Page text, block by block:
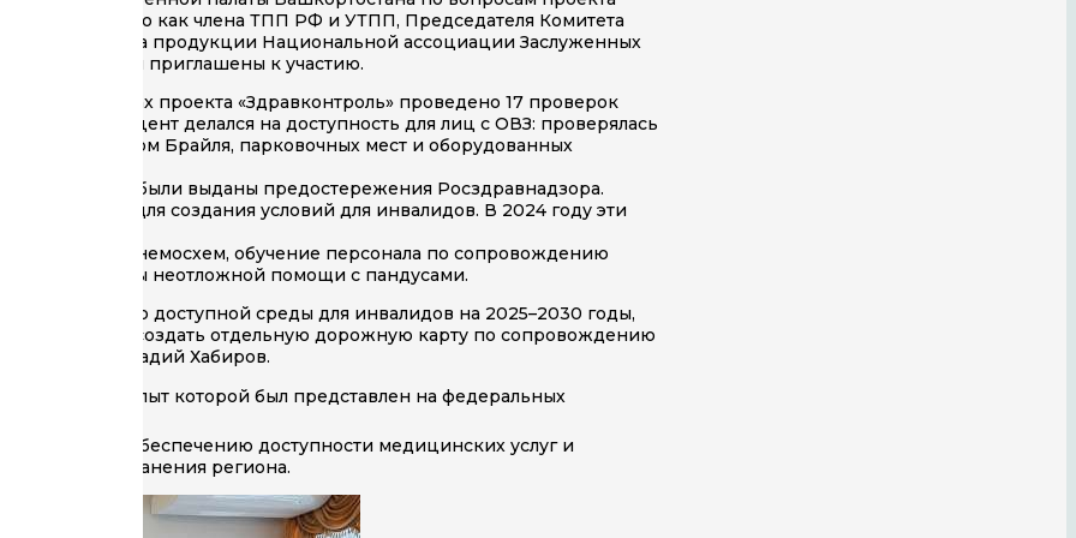
Грицаенко как члена ТПП РФ и УТПП, Председателя Комитета
и качества продукции Национальной ассоциации Заслуженных
мы были приглашены к участию.
год. В рамках проекта «Здравконтроль» проведено 17 проверок
Основной акцент делался на доступность для лиц с ОВЗ: проверялась
со шрифтом Брайля, парковочных мест и оборудованных
которым были выданы предостережения Росздравнадзора.
для создания условий для инвалидов. В 2024 году эти
тактильных мнемосхем, обучение персонала по сопровождению
и кабинеты неотложной помощи с пандусами.
по созданию доступной среды для инвалидов на 2025–2030 годы,
предложено создать отдельную дорожную карту по сопровождению
республики Радий Хабиров.
группой, опыт которой был представлен на федеральных
работы по обеспечению доступности медицинских услуг и
здравоохранения региона.